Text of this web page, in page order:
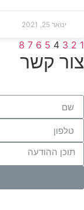
ינואר 25, 2021
1
2
3
4
5
6
7
8
צור קשר